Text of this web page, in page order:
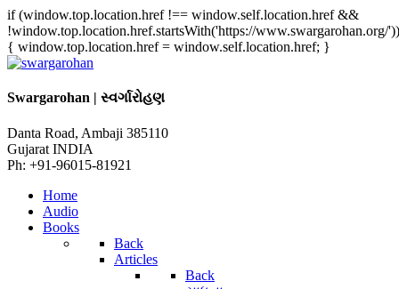
if (window.top.location.href !== window.self.location.href &&
!window.top.location.href.startsWith('https://www.swargarohan.org/'))
{ window.top.location.href = window.self.location.href; }
Swargarohan | સ્વર્ગારોહણ
Danta Road, Ambaji 385110
Gujarat INDIA
Ph: +91-96015-81921
Home
Audio
Books
Back
Articles
Back